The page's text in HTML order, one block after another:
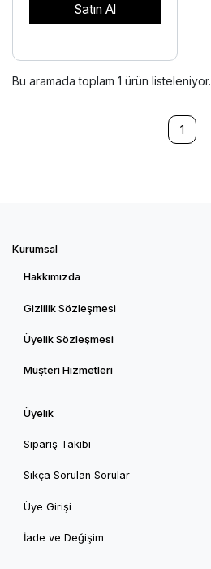
Satın Al
Bu aramada toplam 1 ürün listeleniyor.
1
Kurumsal
Hakkımızda
Gizlilik Sözleşmesi
Üyelik Sözleşmesi
Müşteri Hizmetleri
Üyelik
Sipariş Takibi
Sıkça Sorulan Sorular
Üye Girişi
İade ve Değişim